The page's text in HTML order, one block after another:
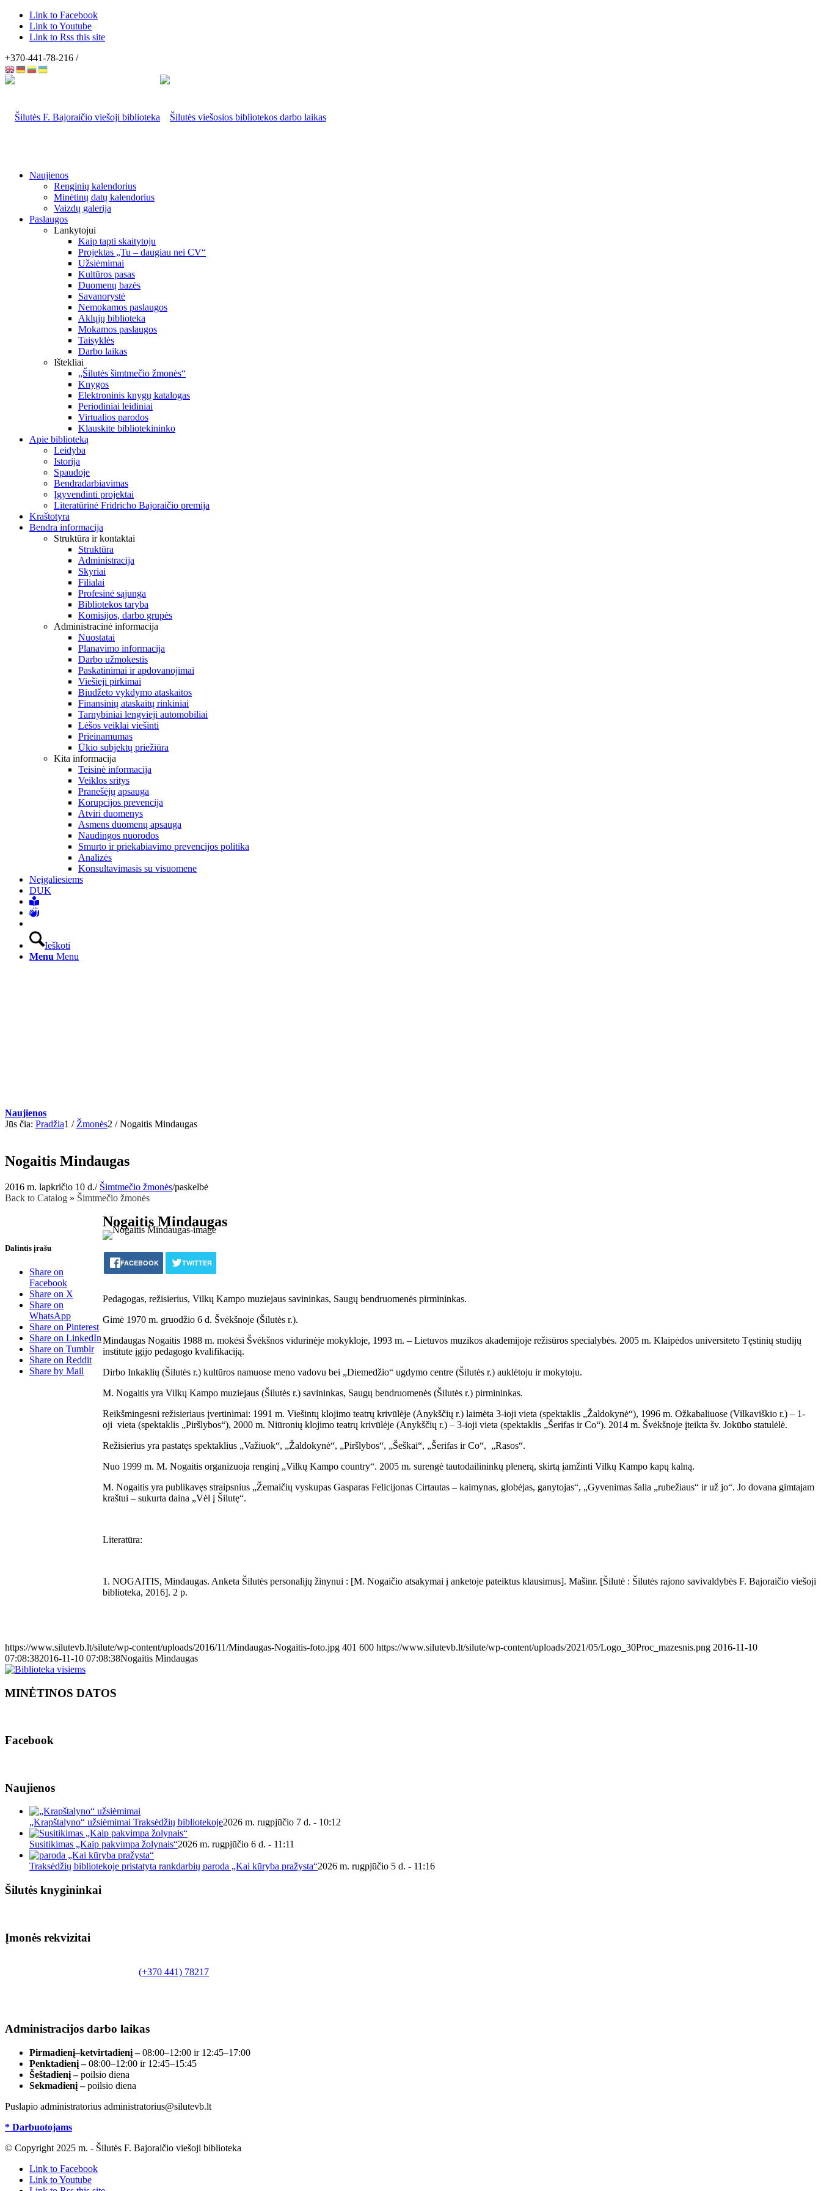
Link to Facebook
Link to Youtube
Link to Rss this site
+370-441-78-216 /
Naujienos
Renginių kalendorius
Minėtinų datų kalendorius
Vaizdų galerija
Paslaugos
Lankytojui
Kaip tapti skaitytoju
Projektas „Tu – daugiau nei CV“
Užsiėmimai
Kultūros pasas
Duomenų bazės
Savanorystė
Nemokamos paslaugos
Aklųjų biblioteka
Mokamos paslaugos
Taisyklės
Darbo laikas
Ištekliai
„Šilutės šimtmečio žmonės“
Knygos
Elektroninis knygų katalogas
Periodiniai leidiniai
Virtualios parodos
Klauskite bibliotekininko
Apie biblioteką
Leidyba
Istorija
Spaudoje
Bendradarbiavimas
Įgyvendinti projektai
Literatūrinė Fridricho Bajoraičio premija
Kraštotyra
Bendra informacija
Struktūra ir kontaktai
Struktūra
Administracija
Skyriai
Filialai
Profesinė sąjunga
Bibliotekos taryba
Komisijos, darbo grupės
Administracinė informacija
Nuostatai
Planavimo informacija
Darbo užmokestis
Paskatinimai ir apdovanojimai
Viešieji pirkimai
Biudžeto vykdymo ataskaitos
Finansinių ataskaitų rinkiniai
Tarnybiniai lengvieji automobiliai
Lėšos veiklai viešinti
Prieinamumas
Ūkio subjektų priežiūra
Kita informacija
Teisinė informacija
Veiklos sritys
Pranešėjų apsauga
Korupcijos prevencija
Atviri duomenys
Asmens duomenų apsauga
Naudingos nuorodos
Smurto ir priekabiavimo prevencijos politika
Analizės
Konsultavimasis su visuomene
Neįgaliesiems
DUK
Ieškoti
Menu Menu
Naujienos
Jūs čia: Pradžia1 / Žmonės2 / Nogaitis Mindaugas
Nogaitis Mindaugas
2016 m. lapkričio 10 d./ Šimtmečio žmonės/paskelbė
Back to Catalog
Šimtmečio žmonės
Nogaitis Mindaugas
FACEBOOK TWITTER
Pedagogas, režisierius, Vilkų Kampo muziejaus savininkas, Saugų bendruomenės pirmininkas.
Gimė 1970 m. gruodžio 6 d. Švėkšnoje (Šilutės r.).
Mindaugas Nogaitis 1988 m. mokėsi Švėkšnos vidurinėje mokykloje, 1993 m. – Lietuvos muzikos akademijoje režisūros specialybės. 2005 m. Klaipėdos universiteto Tęstinių studijų
institute įgijo pedagogo kvalifikaciją.
Dirbo Inkaklių (Šilutės r.) kultūros namuose meno vadovu bei „Diemedžio“ ugdymo centre (Šilutės r.) auklėtoju ir mokytoju.
M. Nogaitis yra Vilkų Kampo muziejaus (Šilutės r.) savininkas, Saugų bendruomenės (Šilutės r.) pirmininkas.
Reikšmingesni režisieriaus įvertinimai: 1991 m. Viešintų klojimo teatrų krivūlėje (Anykščių r.) laimėta 3-ioji vieta (spektaklis „Žaldokynė“), 1996 m. Ožkabaliuose (Vilkaviškio r.) – 1-
oji vieta (spektaklis „Piršlybos“), 2000 m. Niūronių klojimo teatrų krivūlėje (Anykščių r.) – 3-ioji vieta (spektaklis „Šerifas ir Co“). 2014 m. Švėkšnoje įteikta šv. Jokūbo statulėlė.
Režisierius yra pastatęs spektaklius „Važiuok“, „Žaldokynė“, „Piršlybos“, „Šeškai“, „Šerifas ir Co“, „Rasos“.
Nuo 1999 m. M. Nogaitis organizuoja renginį „Vilkų Kampo country“. 2005 m. surengė tautodailininkų plenerą, skirtą įamžinti Vilkų Kampo kapų kalną.
M. Nogaitis yra publikavęs straipsnius „Žemaičių vyskupas Gasparas Felicijonas Cirtautas – kaimynas, globėjas, ganytojas“, „Gyvenimas šalia „rubežiaus“ ir už jo“. Jo dovana gimtajam
kraštui – sukurta daina „Vėl į Šilutę“.
Literatūra:
1. NOGAITIS, Mindaugas. Anketa Šilutės personalijų žinynui : [M. Nogaičio atsakymai į anketoje pateiktus klausimus]. Mašinr. [Šilutė : Šilutės rajono savivaldybės F. Bajoraičio viešoji
biblioteka, 2016]. 2 p.
Dalintis įrašu
Share on
Facebook
Share on X
Share on
WhatsApp
Share on Pinterest
Share on LinkedIn
Share on Tumblr
Share on Reddit
Share by Mail
https://www.silutevb.lt/silute/wp-content/uploads/2016/11/Mindaugas-Nogaitis-foto.jpg 401 600 https://www.silutevb.lt/silute/wp-content/uploads/2021/05/Logo_30Proc_mazesnis.png 2016-11-10
07:08:382016-11-10 07:08:38Nogaitis Mindaugas
MINĖTINOS DATOS
Facebook
Naujienos
„Krapštalyno“ užsiėmimai Traksėdžių bibliotekoje2026 m. rugpjūčio 7 d. - 10:12
Susitikimas „Kaip pakvimpa žolynais“2026 m. rugpjūčio 6 d. - 11:11
Traksėdžių bibliotekoje pristatyta rankdarbių paroda „Kai kūryba pražysta“2026 m. rugpjūčio 5 d. - 11:16
Šilutės knygininkai
Įmonės rekvizitai
(+370 441) 78217
Administracijos darbo laikas
Pirmadienį–ketvirtadienį –08:00–12:00 ir 12:45–17:00
Penktadienį –08:00–12:00 ir 12:45–15:45
Šeštadienį –poilsio diena
Sekmadienį –poilsio diena
Puslapio administratorius administratorius@silutevb.lt
* Darbuotojams
© Copyright 2025 m. - Šilutės F. Bajoraičio viešoji biblioteka
Link to Facebook
Link to Youtube